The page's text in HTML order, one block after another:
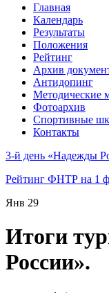
Главная
Календарь
Результаты
Положения
Рейтинг
Архив
Антидопинг
Методические
Фотоархив
Спортивные
Контакты
3-й день «Надежды
Рейтинг ФНТР на 1
Янв 29
Итоги
России».